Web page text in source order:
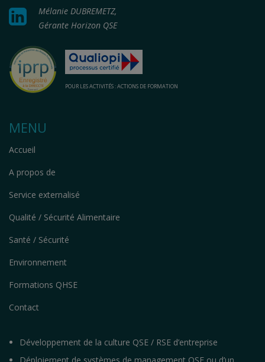
Linkedin
Mélanie DUBREMETZ,
Gérante Horizon QSE
POUR LES ACTIVITÉS : ACTIONS DE FORMATION
MENU
Accueil
A propos de
Service externalisé
Qualité / Sécurité Alimentaire
Santé / Sécurité
Environnement
Formations QHSE
Contact
Développement de la culture QSE / RSE d’entreprise